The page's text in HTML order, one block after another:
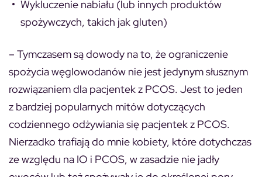
Wykluczenie nabiału (lub innych produktów
spożywczych, takich jak gluten)
– Tymczasem są dowody na to, że ograniczenie
spożycia węglowodanów nie jest jedynym słusznym
rozwiązaniem dla pacjentek z PCOS. Jest to jeden
z bardziej popularnych mitów dotyczących
codziennego odżywiania się pacjentek z PCOS.
Nierzadko trafiają do mnie kobiety, które dotychczas
ze względu na IO i PCOS, w zasadzie nie jadły